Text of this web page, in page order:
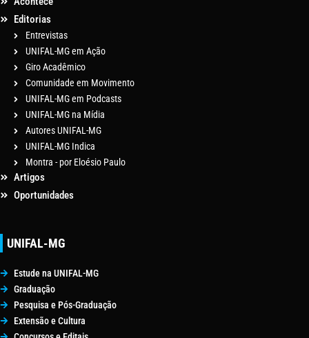
Editorias
Entrevistas
UNIFAL-MG em Ação
Giro Acadêmico
Comunidade em Movimento
UNIFAL-MG em Podcasts
UNIFAL-MG na Mídia
Autores UNIFAL-MG
UNIFAL-MG Indica
Montra - por Eloésio Paulo
Artigos
Oportunidades
UNIFAL-MG
Estude na UNIFAL-MG
Graduação
Pesquisa e Pós-Graduação
Extensão e Cultura